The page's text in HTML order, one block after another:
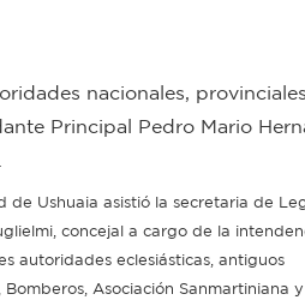
nacionales,
Principal Pedro Mario
de Ushuaia asistió la secretaria de
concejal a cargo de la
autoridades eclesiásticas, antiguos
Asociación Sanmartiniana y